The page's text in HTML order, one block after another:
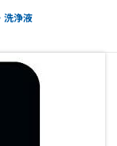
洗浄液